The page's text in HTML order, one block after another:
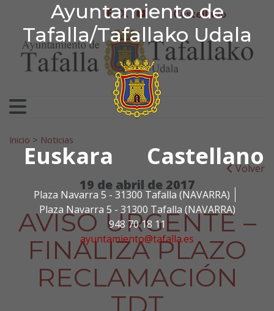
Ayuntamiento de
Tafalla/Tafallako Udala
Euskara Castellano
Plaza Navarra 5 - 31300 Tafalla (NAVARRA)
Plaza Navarra 5 - 31300 Tafalla (NAVARRA)
948 70 18 11
ayuntamiento@tafalla.es
Ir al contenido
Ayuntamiento de
facebook
twitter
youtubeCastellano
Search for:
Inicio > Noticias
Volver
19 de abril de 2017
AVISO URGENTE –
FINALIZA PLAZO
RECLAMACIÓN